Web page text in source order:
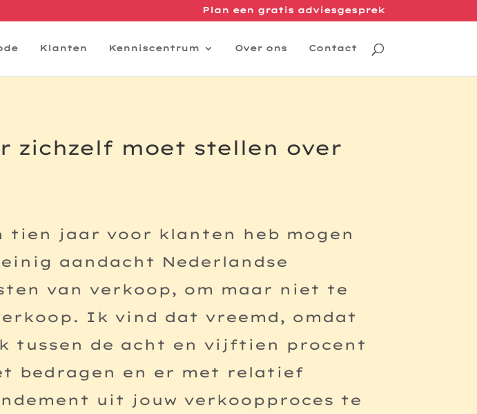
Plan een gratis adviesgesprek
Klanten Kenniscentrum Over ons Contact
zichzelf moet stellen over
jaar voor klanten heb mogen
aandacht Nederlandse
van verkoop, om maar niet te
Ik vind dat vreemd, omdat
tussen de acht en vijftien procent
bedragen en er met relatief
uit jouw verkoopproces te